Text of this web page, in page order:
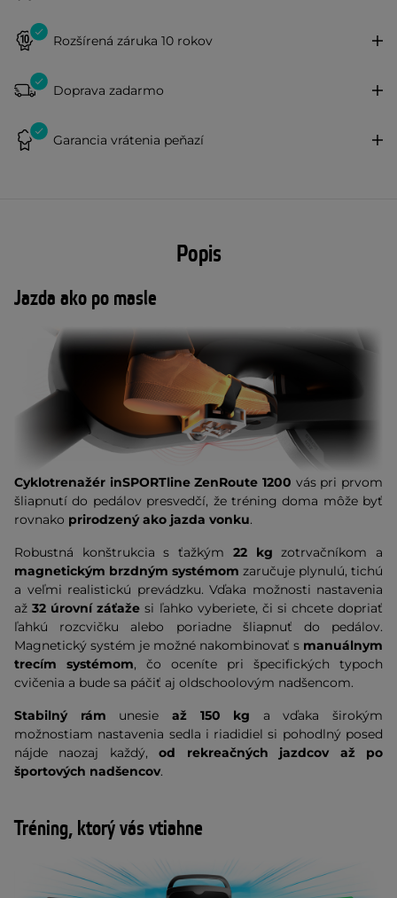
Rozšírená záruka 10 rokov
Doprava zadarmo
Garancia vrátenia peňazí
Popis
Jazda ako po masle
Cyklotrenažér inSPORTline ZenRoute 1200 vás pri prvom
šliapnutí do pedálov presvedčí, že tréning doma môže byť
rovnako prirodzený ako jazda vonku.
Robustná konštrukcia s ťažkým 22 kg zotrvačníkom a
magnetickým brzdným systémom zaručuje plynulú, tichú
a veľmi realistickú prevádzku. Vďaka možnosti nastavenia
až32 úrovní záťaže si ľahko vyberiete, či si chcete dopriať
ľahkú rozcvičku alebo poriadne šliapnuť do pedálov.
Magnetický systém je možné nakombinovať s manuálnym
trecím systémom, čo oceníte pri špecifických typoch
cvičenia a bude sa páčiť aj oldschoolovým nadšencom.
Stabilný rám unesie až 150 kg a vďaka širokým
možnostiam nastavenia sedla i riadidiel si pohodlný posed
nájde naozaj každý,od rekreačných jazdcov až po
športových nadšencov.
Tréning, ktorý vás vtiahne